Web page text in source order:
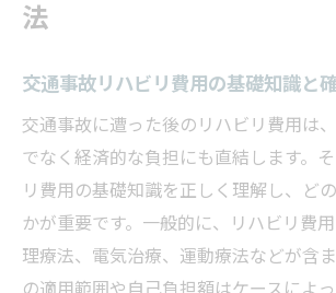
法
交通事故リハビリ費用の基礎知識と
交通事故に遭った後のリハビリ費用は
でなく経済的な負担にも直結します。
リ費用の基礎知識を正しく理解し、ど
かが重要です。一般的に、リハビリ費
理療法、電気治療、運動療法などが含